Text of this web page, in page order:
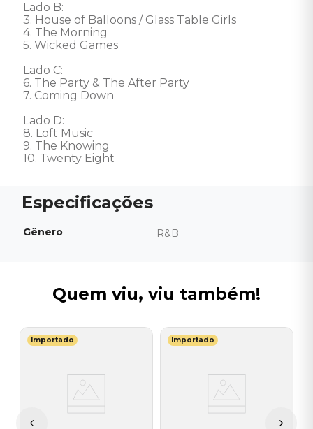
Lado B:
3. House of Balloons / Glass Table Girls
4. The Morning
5. Wicked Games
Lado C:
6. The Party & The After Party
7. Coming Down
Lado D:
8. Loft Music
9. The Knowing
10. Twenty Eight
Gênero R&B
Quem viu, viu também!
Importado Importado